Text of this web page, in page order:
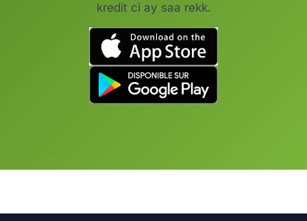
kredit ci ay saa rekk.